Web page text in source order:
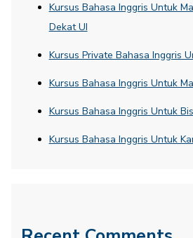
Kursus Bahasa Inggris Untuk
Dekat UI
Kursus Private Bahasa Inggris
Kursus Bahasa Inggris Untuk
Kursus Bahasa Inggris Untuk
Kursus Bahasa Inggris Untuk